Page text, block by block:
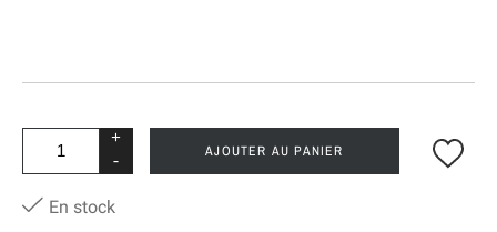
+
-
AJOUTER AU PANIER
En stock